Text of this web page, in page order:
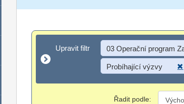
Upravit filtr
Upravit filtr 03 Operační program
Probíhající výzvy
Řadit podle: